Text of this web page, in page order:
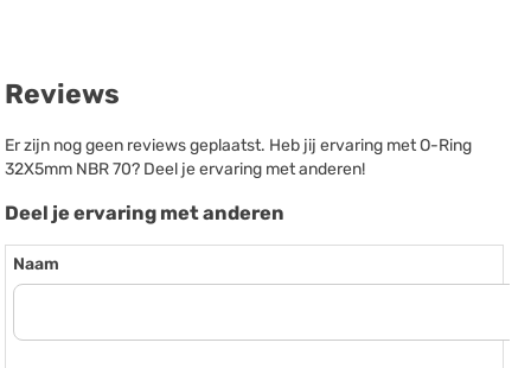
Reviews
Er zijn nog geen reviews geplaatst. Heb jij ervaring met O-Ring
32X5mm NBR 70? Deel je ervaring met anderen!
Deel je ervaring met anderen
Naam